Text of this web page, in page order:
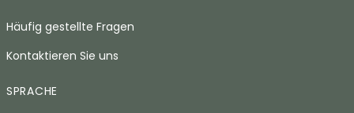
Häufig gestellte Fragen
Kontaktieren Sie uns
SPRACHE